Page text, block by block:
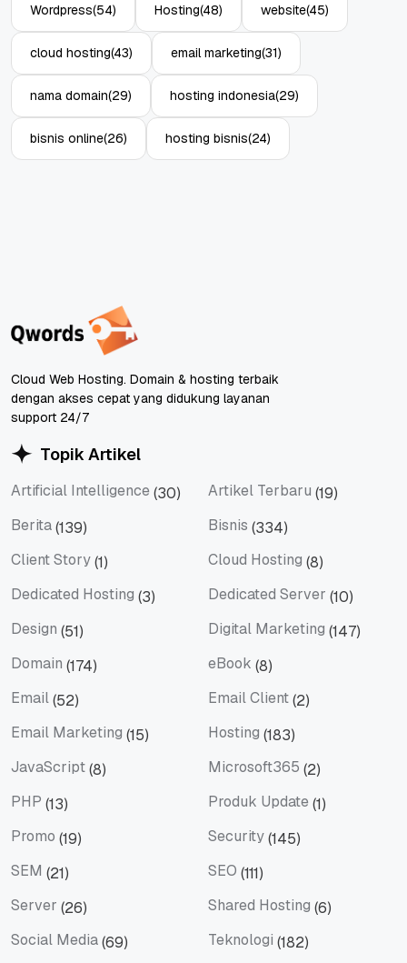
Wordpress(54) Hosting(48) website(45)
cloud hosting(43) email marketing(31)
nama domain(29) hosting indonesia(29)
bisnis online(26) hosting bisnis(24)
Cloud Web Hosting. Domain & hosting terbaik
dengan akses cepat yang didukung layanan
support 24/7
Topik Artikel
Artificial Intelligence (30) Artikel Terbaru (19)
Berita(139) Bisnis (334)
Client Story(1) Cloud Hosting (8)
Dedicated Hosting (3) Dedicated Server (10)
Design (51) Digital Marketing (147)
Domain (174) eBook (8)
Email(52) Email Client(2)
Email Marketing (15) Hosting (183)
JavaScript(8) Microsoft365 (2)
PHP (13) Produk Update (1)
Promo (19) Security(145)
SEM (21) SEO (111)
Server (26) Shared Hosting (6)
Social Media(69) Teknologi (182)